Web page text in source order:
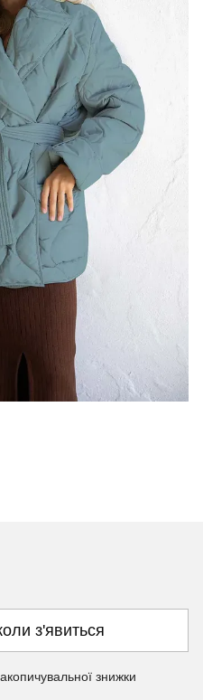
з'явиться
знижки